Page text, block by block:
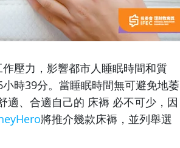
壓力，影響都市人睡眠時間和質
時39分。當睡眠時間無可避免地萎
適、合適自己的 床褥 必不可少，因
將推介幾款床褥，並列舉選